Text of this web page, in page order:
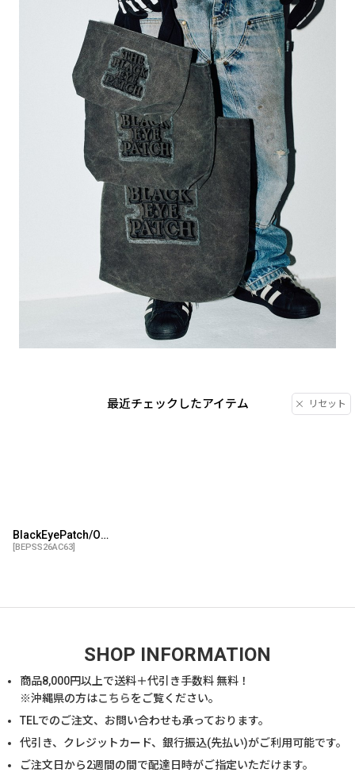
最近チェックしたアイテム リセット
BlackEyePatch/OG LABEL APPLIQUE LARGE TOTE（BLACK）
[BEPSS26AC63]
SHOP INFORMATION
商品8,000円以上で送料＋代引き手数料 無料！
※沖縄県の方はこちらをご覧ください。
TELでのご注文、お問い合わせも承っております。
代引き、クレジットカード、銀行振込(先払い)がご利用可能です。
ご注文日から2週間の間で配達日時がご指定いただけます。